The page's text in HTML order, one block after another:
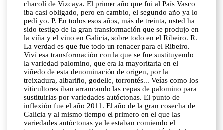
chacolí de Vizcaya. El primer año que fui al País Vasco
iba casi obligado, pero en cambio, el segundo año ya lo
pedí yo. P. En todos esos años, más de treinta, usted ha
sido testigo de la gran transformación que se produjo en
la viña y el vino en Galicia, sobre todo en el Ribeiro. R.
La verdad es que fue todo un renacer para el Ribeiro.
Viví esa transformación con la que se fue sustituyendo
la variedad palomino, que era la mayoritaria en el
viñedo de esta denominación de origen, por la
treixadura, albariño, godello, torrontés... Veías como los
viticultores iban arrancando las cepas de palomino para
sustituirlas por variedades autóctonas. El punto de
inflexión fue el año 2011. El año de la gran cosecha de
Galicia y al mismo tiempo el primero en el que las
variedades autóctonas ya le estaban comiendo el